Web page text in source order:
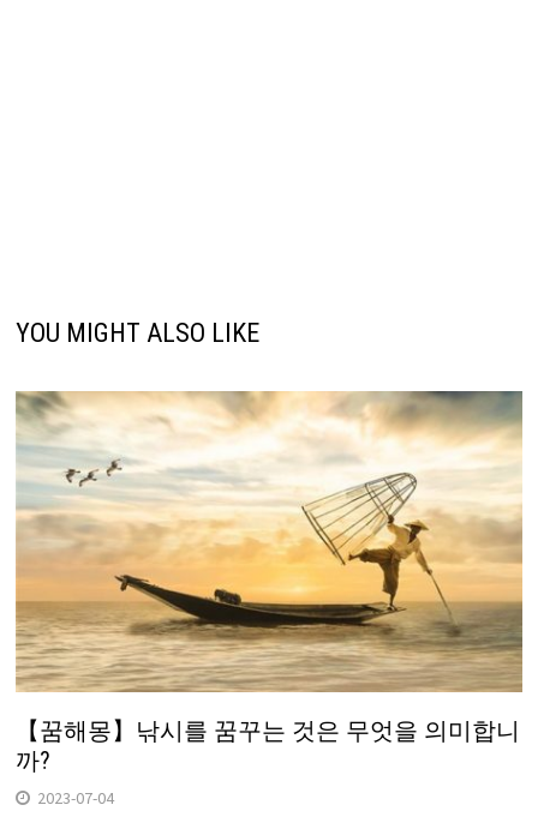
YOU MIGHT ALSO LIKE
【꿈해몽】낚시를 꿈꾸는 것은 무엇을 의미합니
까?
2023-07-04